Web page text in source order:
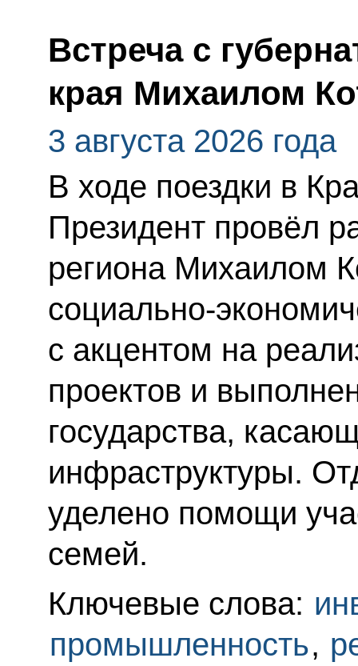
Встреча с
края Михаилом
3 августа 2026 года
В ходе поездки в
Президент провёл
региона Михаилом
социально-
с акцентом на
проектов и
государства,
инфраструктуры.
уделено помощи
семей.
Ключевые слова:
промышленность,